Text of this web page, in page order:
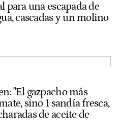
una escapada de
cascadas y un molino
"El gazpacho más
sino 1 sandía fresca,
de aceite de